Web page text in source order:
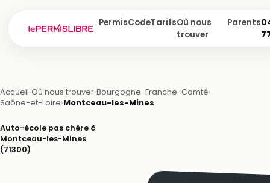
PermisCodeTarifsOù nous
trouver
Parents
Accueil›Où nous trouver›Bourgogne-Franche-Comté›
Saône-et-Loire›Montceau-les-Mines
Auto-école pas chère à
Montceau-les-Mines
(71300)